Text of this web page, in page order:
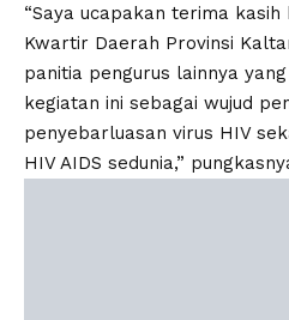
“Saya ucapakan terima
Kwartir Daerah Provinsi
panitia pengurus lainnya
kegiatan ini sebagai wujud
penyebarluasan virus HIV
HIV AIDS sedunia,”